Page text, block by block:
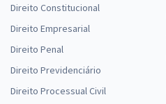
Direito Constitucional
Direito Empresarial
Direito Penal
Direito Previdenciário
Direito Processual Civil